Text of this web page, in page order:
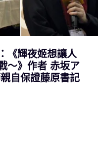
《輝夜姬想讓人
～》作者 赤坂ア
自保證藤原書記